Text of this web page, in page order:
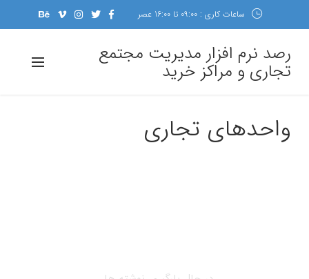
ساعات کاری : 09:00 تا 16:00 عصر
رصد نرم افزار مدیریت مجتمع
تجاری و مراکز خرید
واحدهای تجاری